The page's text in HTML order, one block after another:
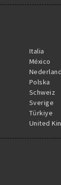
Italia
México
Nederland
Polska
Schweiz
Sverige
Türkiye
United